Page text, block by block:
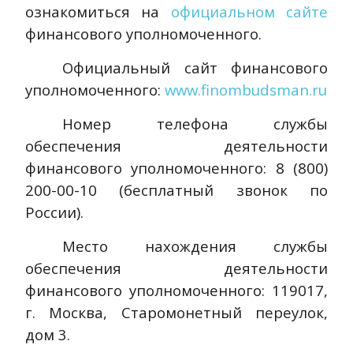
ознакомиться на официальном сайте
финансового уполномоченного.
Официальный сайт финансового
уполномоченного: www.finombudsman.ru
Номер телефона службы
обеспечения деятельности
финансового уполномоченного: 8 (800)
200-00-10 (бесплатный звонок по
России).
Место нахождения службы
обеспечения деятельности
финансового уполномоченного: 119017,
г. Москва, Старомонетный переулок,
дом 3.